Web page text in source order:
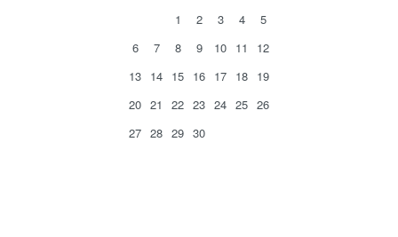
1
2 3 4
5
6
7 8 9 10 11
12
13 14 15 16 17 18 19
20 21 22 23 24 25 26
27 28 29 30